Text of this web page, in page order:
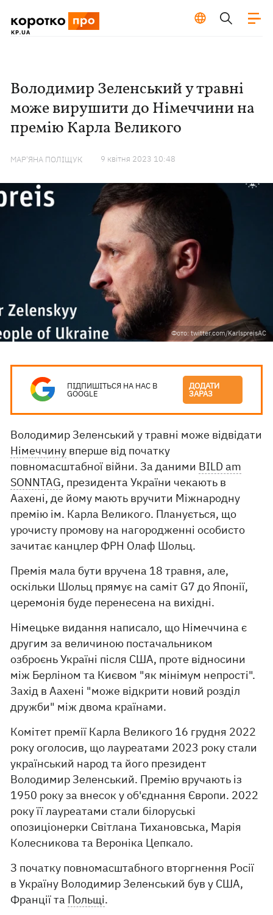
Володимир Зеленський у травні
може вирушити до Німеччини на
премію Карла Великого
МАР'ЯНА ПОЛІЩУК 9 квiтня 2023 10:48
Фото: twitter.com/KarlspreisAC
ПІДПИШІТЬСЯ НА НАС В
GOOGLE
ДОДАТИ
ЗАРАЗ
Володимир Зеленський у травні може відвідати
Німеччину вперше від початку
повномасштабної війни. За даними BILD am
SONNTAG, президента України чекають в
Аахені, де йому мають вручити Міжнародну
премію ім. Карла Великого. Планується, що
урочисту промову на нагородженні особисто
зачитає канцлер ФРН Олаф Шольц.
Премія мала бути вручена 18 травня, але,
оскільки Шольц прямує на саміт G7 до Японії,
церемонія буде перенесена на вихідні.
Німецьке видання написало, що Німеччина є
другим за величиною постачальником
озброєнь Україні після США, проте відносини
між Берліном та Києвом "як мінімум непрості".
Захід в Аахені "може відкрити новий розділ
дружби" між двома країнами.
Комітет премії Карла Великого 16 грудня 2022
року оголосив, що лауреатами 2023 року стали
український народ та його президент
Володимир Зеленський. Премію вручають із
1950 року за внесок у об'єднання Європи. 2022
року її лауреатами стали білоруські
опозиціонерки Світлана Тихановська, Марія
Колесникова та Вероніка Цепкало.
З початку повномасштабного вторгнення Росії
в Україну Володимир Зеленський був у США,
Франції та Польщі.